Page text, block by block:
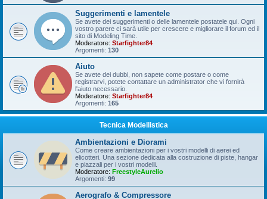
Suggerimenti e lamentele
Se avete dei suggerimenti o delle lamentele postatele qui. Ogni
vostro parere ci sarà utile per crescere e migliorare il forum ed il
sito di Modeling Time.
Moderatore: Starfighter84
Argomenti: 130
Aiuto
Se avete dei dubbi, non sapete come postare o come
registrarvi, potete contattare un administrator che vi fornirà
l'aiuto necessario.
Moderatore: Starfighter84
Argomenti: 165
Tecnica Modellistica
Ambientazioni e Diorami
Come creare ambientazioni per i vostri modelli di aerei ed
elicotteri. Una sezione dedicata alla costruzione di piste, hangar
e piazzali per i vostri modelli.
Moderatore: FreestyleAurelio
Argomenti: 99
Aerografo & Compressore